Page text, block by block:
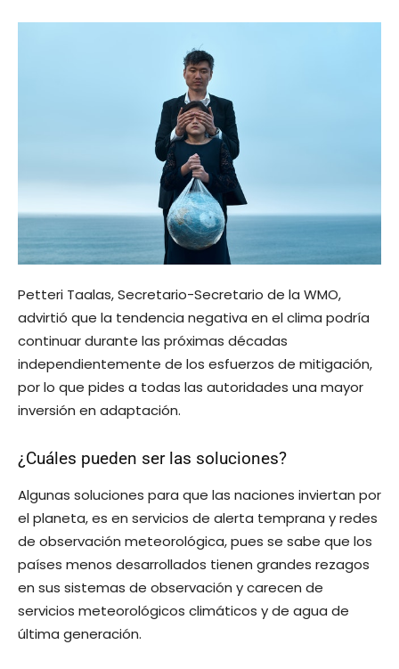
Petteri Taalas, Secretario-Secretario de la WMO,
advirtió que la tendencia negativa en el clima podría
continuar durante las próximas décadas
independientemente de los esfuerzos de mitigación,
por lo que pides a todas las autoridades una mayor
inversión en adaptación.
¿Cuáles pueden ser las soluciones?
Algunas soluciones para que las naciones inviertan por
el planeta, es en servicios de alerta temprana y redes
de observación meteorológica, pues se sabe que los
países menos desarrollados tienen grandes rezagos
en sus sistemas de observación y carecen de
servicios meteorológicos climáticos y de agua de
última generación.